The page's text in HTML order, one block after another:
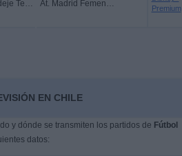
Costa Adeje Tenerife At. Madrid Femenino
Premium
EN CHILE
y dónde se transmiten los partidos de Fútbol
datos: